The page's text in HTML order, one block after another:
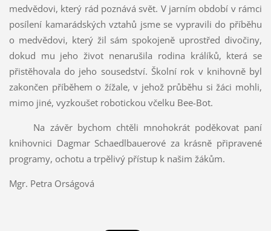
medvědovi, který rád poznává svět. V jarním období v rámci
posílení kamarádských vztahů jsme se vypravili do příběhu
o medvědovi, který žil sám spokojeně uprostřed divočiny,
dokud mu jeho život nenarušila rodina králíků, která se
přistěhovala do jeho sousedství. Školní rok v knihovně byl
zakončen příběhem o žížale, v jehož průběhu si žáci mohli,
mimo jiné, vyzkoušet robotickou včelku Bee-Bot.
Na závěr bychom chtěli mnohokrát poděkovat paní
knihovnici Dagmar Schaedlbauerové za krásně připravené
programy, ochotu a trpělivý přístup k našim žákům.
Mgr. Petra Orságová